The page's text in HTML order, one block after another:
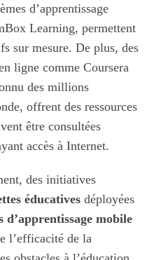
d’apprentissage
Learning, permettent
sur mesure. De plus, des
ligne comme Coursera
des millions
offrent des ressources
être consultées
accès à Internet.
des initiatives
éducativesdéployées
d’apprentissage mobile
l’efficacité de la